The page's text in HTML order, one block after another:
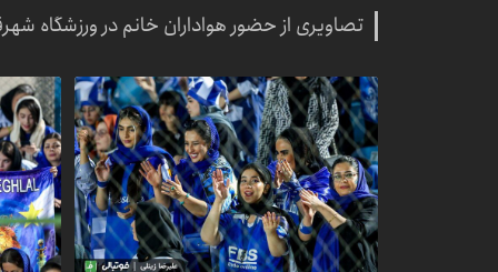
تصاویری از حضور هواداران خانم در ورزشگاه